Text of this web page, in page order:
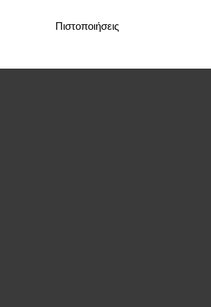
Πιστοποιήσεις